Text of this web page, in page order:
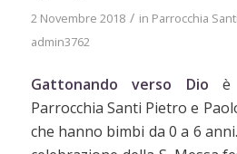
2 Novembre 2018 / in Parrocchia
admin3762
Gattonando verso Dio è
Parrocchia Santi Pietro e
che hanno bimbi da 0 a 6